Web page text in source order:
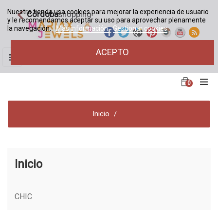
Córdobashopping
Nuestra tienda usa cookies para mejorar la experiencia de usuario
y le recomendamos aceptar su uso para aprovechar plenamente
la navegación. Más información Gestionar cookies
ACEPTO
Navegación
de
palanca
☰
0
Inicio
Inicio
CHIC